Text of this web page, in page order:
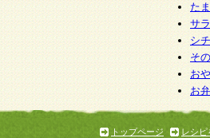
た
サ
シ
そ
お
お
トップページ
レシピ